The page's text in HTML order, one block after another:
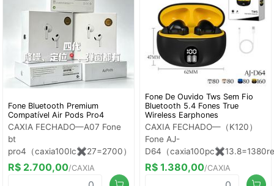
Fone Bluetooth Premium
Compatível Air Pods Pro4
CAXIA FECHADO—A07 Fone
bt
pro4（caxia100lc✖️27=2700）
R$ 2.700,00/CAXIA
Fone De Ouvido Tws Sem Fio
Bluetooth 5.4 Fones True
Wireless Earphones
CAXIA FECHADO—（K120）
Fone AJ-
D64（
R$ 1.380,00/CAXIA